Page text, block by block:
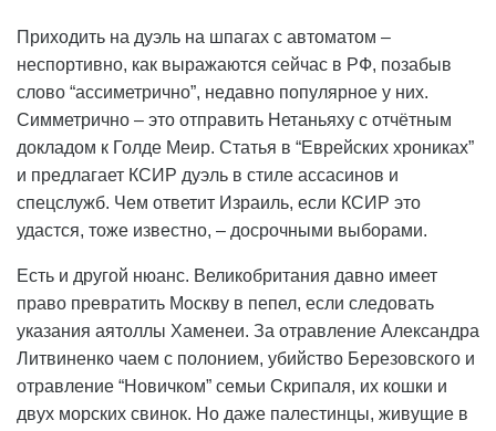
Приходить на дуэль на шпагах с автоматом –
неспортивно, как выражаются сейчас в РФ, позабыв
слово “ассиметрично”, недавно популярное у них.
Симметрично – это отправить Нетаньяху с отчётным
докладом к Голде Меир. Статья в “Еврейских хрониках”
и предлагает КСИР дуэль в стиле ассасинов и
спецслужб. Чем ответит Израиль, если КСИР это
удастся, тоже известно, – досрочными выборами.
Есть и другой нюанс. Великобритания давно имеет
право превратить Москву в пепел, если следовать
указания аятоллы Хаменеи. За отравление Александра
Литвиненко чаем с полонием, убийство Березовского и
отравление “Новичком” семьи Скрипаля, их кошки и
двух морских свинок. Но даже палестинцы, живущие в